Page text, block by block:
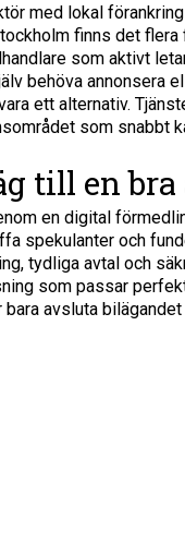
med lokal
finns det
som aktivt
behöva annonsera
ett alternativ.
som snabbt
till en
en digital
spekulanter och
tydliga avtal och
som passar
avsluta